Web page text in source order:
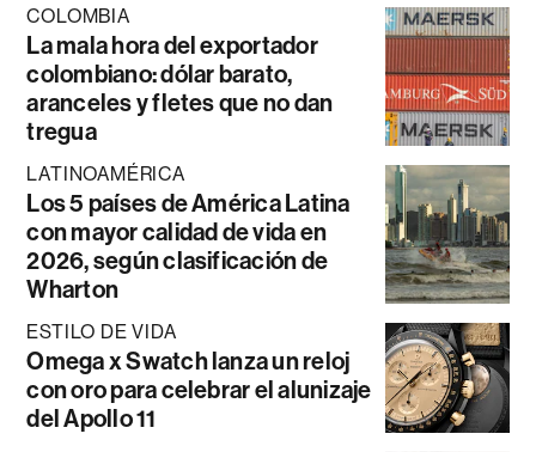
COLOMBIA
La mala hora del exportador
colombiano: dólar barato,
aranceles y fletes que no dan
tregua
LATINOAMÉRICA
Los 5 países de América Latina
con mayor calidad de vida en
2026, según clasificación de
Wharton
ESTILO DE VIDA
Omega x Swatch lanza un reloj
con oro para celebrar el alunizaje
del Apollo 11